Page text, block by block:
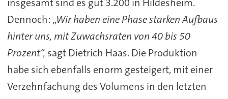
insgesamt sind es gut 3.200 in Hildesheim.
Dennoch: „Wir haben eine Phase starken Aufbaus
hinter uns, mit Zuwachsraten von 40 bis 50
Prozent“, sagt Dietrich Haas. Die Produktion
habe sich ebenfalls enorm gesteigert, mit einer
Verzehnfachung des Volumens in den letzten